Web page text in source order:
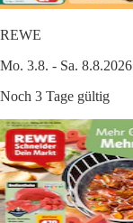
REWE
Mo. 3.8. - Sa. 8.8.2026
Noch 3 Tage gültig